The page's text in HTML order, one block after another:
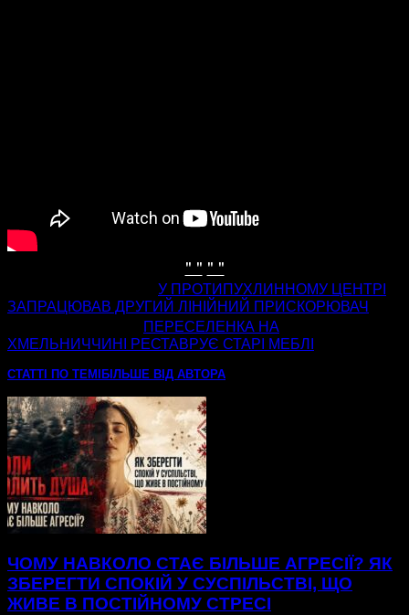
" " " "
У ПРОТИПУХЛИННОМУ ЦЕНТРІ
ЗАПРАЦЮВАВ ДРУГИЙ ЛІНІЙНИЙ ПРИСКОРЮВАЧ
ПЕРЕСЕЛЕНКА НА
ХМЕЛЬНИЧЧИНІ РЕСТАВРУЄ СТАРІ МЕБЛІ
СТАТТІ ПО ТЕМІ БІЛЬШЕ ВІД АВТОРА
ЧОМУ НАВКОЛО СТАЄ БІЛЬШЕ АГРЕСІЇ? ЯК
ЗБЕРЕГТИ СПОКІЙ У СУСПІЛЬСТВІ, ЩО
ЖИВЕ В ПОСТІЙНОМУ СТРЕСІ